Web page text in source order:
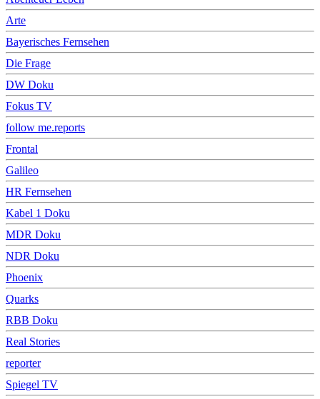
Arte
Bayerisches Fernsehen
Die Frage
DW Doku
Fokus TV
follow me.reports
Frontal
Galileo
HR Fernsehen
Kabel 1 Doku
MDR Doku
NDR Doku
Phoenix
Quarks
RBB Doku
Real Stories
reporter
Spiegel TV